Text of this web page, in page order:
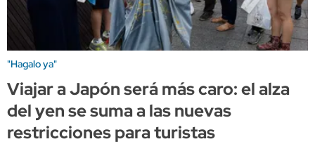
"Hagalo ya"
Viajar a Japón será más caro: el alza
del yen se suma a las nuevas
restricciones para turistas